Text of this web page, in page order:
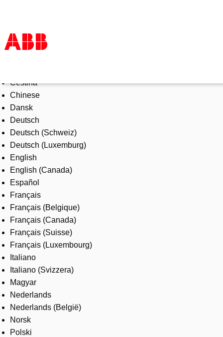
Products & Solutions
Industries
Services
About us
Where to buy
Contact us
Careers
Čeština
Chinese
Dansk
Deutsch
Deutsch (Schweiz)
Deutsch (Luxemburg)
English
English (Canada)
Español
Français
Français (Belgique)
Français (Canada)
Français (Suisse)
Français (Luxembourg)
Italiano
Italiano (Svizzera)
Magyar
Nederlands
Nederlands (België)
Norsk
Polski